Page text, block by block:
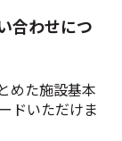
合わせにつ
めた施設基本
ドいただけま